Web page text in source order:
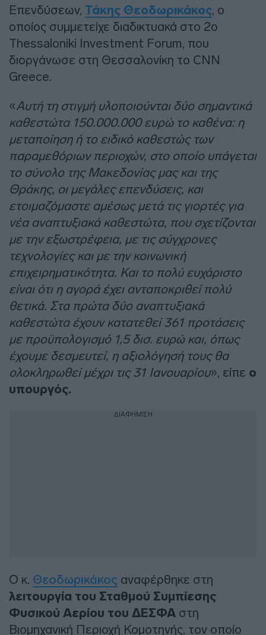
Επενδύσεων, Τάκης Θεοδωρικάκος, ο
οποίος συμμετείχε διαδικτυακά στο 2ο
Thessaloniki Investment Forum, που
διοργάνωσε στη Θεσσαλονίκη το CNN
Greece.
«Αυτή τη στιγμή υλοποιούνται δύο σημαντικά
καθεστώτα 150.000.000 ευρώ το καθένα: η
μεταποίηση ή το ειδικό καθεστώς των
παραμεθόριων περιοχών, στο οποίο υπάγεται
το σύνολο της Μακεδονίας μας και της
Θράκης, οι μεγάλες επενδύσεις, και
ετοιμαζόμαστε αμέσως μετά τις γιορτές για
νέα αναπτυξιακά καθεστώτα, που σχετίζονται
με την εξωστρέφεια, με τις σύγχρονες
τεχνολογίες και με την κοινωνική
επιχειρηματικότητα. Και το πολύ ευχάριστο
είναι ότι η αγορά έχει ανταποκριθεί πολύ
θετικά. Στα πρώτα δύο αναπτυξιακά
καθεστώτα έχουν κατατεθεί 361 προτάσεις
με προϋπολογισμό 1,5 δισ. ευρώ και, όπως
έχουμε δεσμευτεί, η αξιολόγησή τους θα
ολοκληρωθεί μέχρι τις 31 Ιανουαρίου», είπε ο
υπουργός.
ΔΙΑΦΗΜΙΣΗ
Ο κ. Θεοδωρικάκος αναφέρθηκε στη
λειτουργία του Σταθμού Συμπίεσης
Φυσικού Αερίου του ΔΕΣΦΑ στη
Βιομηχανική Περιοχή Κομοτηνής, τον οποίο